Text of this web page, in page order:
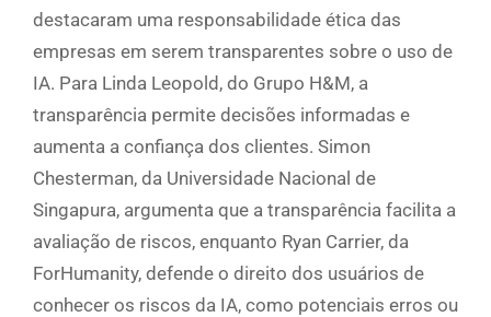
destacaram uma responsabilidade ética das
empresas em serem transparentes sobre o uso de
IA. Para Linda Leopold, do Grupo H&M, a
transparência permite decisões informadas e
aumenta a confiança dos clientes. Simon
Chesterman, da Universidade Nacional de
Singapura, argumenta que a transparência facilita a
avaliação de riscos, enquanto Ryan Carrier, da
ForHumanity, defende o direito dos usuários de
conhecer os riscos da IA, como potenciais erros ou